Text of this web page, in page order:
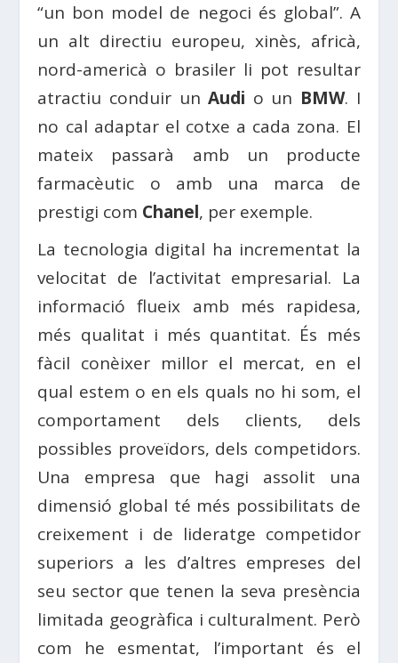
“un bon model de negoci és global”. A
un alt directiu europeu, xinès, africà,
nord-americà o brasiler li pot resultar
atractiu conduir unAudi o un BMW. I
no cal adaptar el cotxe a cada zona. El
mateix passarà amb un producte
farmacèutic o amb una marca de
prestigi com Chanel, per exemple.
La tecnologia digital ha incrementat la
velocitat de l’activitat empresarial. La
informació flueix amb més rapidesa,
més qualitat i més quantitat. És més
fàcil conèixer millor el mercat, en el
qual estem o en els quals no hi som, el
comportament dels clients, dels
possibles proveïdors, dels competidors.
Una empresa que hagi assolit una
dimensió global té més possibilitats de
creixement i de lideratge competidor
superiors a les d’altres empreses del
seu sector que tenen la seva presència
limitada geogràfica i culturalment. Però
com he esmentat, l’important és el